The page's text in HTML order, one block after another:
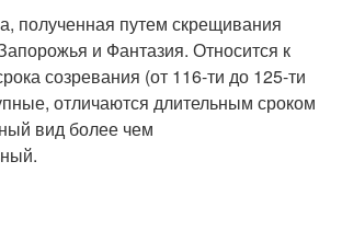
полученная путем скрещивания
и Фантазия. Относится к
созревания (от 116-ти до 125-ти
отличаются длительным сроком
вид более чем